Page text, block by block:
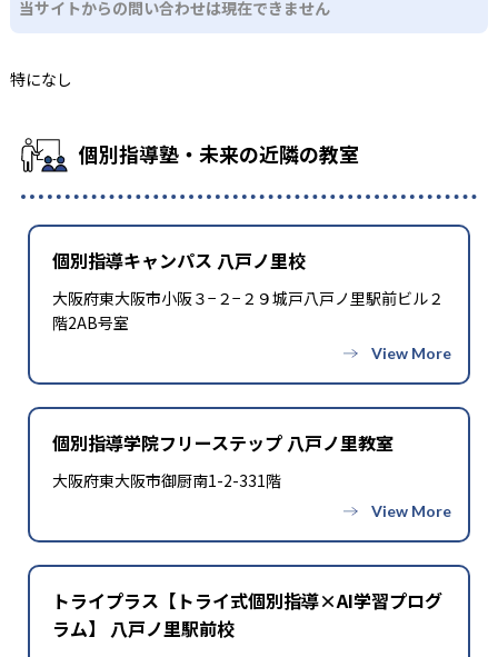
当サイトからの問い合わせは現在できません
特になし
個別指導塾・未来の近隣の教室
個別指導キャンパス 八戸ノ里校
大阪府東大阪市小阪３−２−２９城戸八戸ノ里駅前ビル２
階2AB号室
個別指導学院フリーステップ 八戸ノ里教室
大阪府東大阪市御厨南1-2-331階
トライプラス【トライ式個別指導×AI学習プログ
ラム】 八戸ノ里駅前校